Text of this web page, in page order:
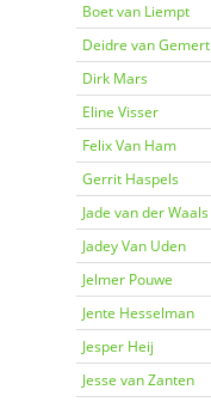
Boet van Liempt
Deidre van Gemert
Dirk Mars
Eline Visser
Felix Van Ham
Gerrit Haspels
Jade van der Waals
Jadey Van Uden
Jelmer Pouwe
Jente Hesselman
Jesper Heij
Jesse van Zanten